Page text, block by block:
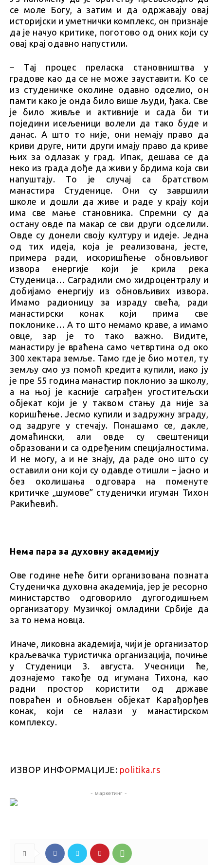
се моле Богу, а затим и да одржавају овај
историјски и уметнички комплекс, он признаје
да је начуо критике, поготово од оних који су
овај крај одавно напустили.
– Тај процес преласка становништва у
градове као да се не може зауставити. Ко се
из студеничке околине одавно одселио, он
памти како је онда било више људи, ђака. Све
је било живље и активније и сада би ти
поједини исељеници волели да тако буде и
данас. А што то није, они немају право да
криви друге, нити други имају право да криве
њих за одлазак у град. Ипак, дешава се да
неко из града дође да живи у брдима која сви
напуштају. То је случај са братством
манастира Студенице. Они су завршили
школе и дошли да живе и раде у крају који
има све мање становника. Спремни су да
остану овде па макар се сви други одселили.
Овде су донели своју културу и идеје. Једна
од тих идеја, која је реализована, јесте,
примера ради, искоришћење обновљивог
извора енергије који је крила река
Студеница… Саградили смо хидроцентралу и
добијамо енергију из обновљивих извора.
Имамо радионицу за израду свећа, ради
манастирски конак који прима све
поклонике… А то што немамо краве, а имамо
овце, зар је то тако важно. Видите,
манастиру је враћена само четвртина од око
300 хектара земље. Тамо где је био мотел, ту
земљу смо уз помоћ кредита купили, иако ју
је пре 55 година манастир поклонио за школу,
а на њој је касније саграђен угоститељски
објекат који је у таквом стању да није за
коришћење. Јесмо купили и задружну зграду,
од задруге у стечају. Понашамо се, дакле,
домаћински, али овде су свештеници
образовани и са одређеним специјалностима.
И не могу, а и не знају, да раде оно што су
оставили они који су одавде отишли – јасно и
без околишања одговара на поменуте
критичке „шумове” студенички игуман Тихон
Ракићевић.
Нема пара за духовну академију
Ове године неће бити организована позната
Студеничка духовна академија, јер је ресорно
министарство одговорило дугогодишњем
организатору Музичкој омладини Србије да
за то нема новца.
Иначе, ликовна академија, чији је организатор
краљевачка туристичка организација, почиње
у Студеници 3. августа. Учесници ће,
дознајемо такође од игумана Тихона, као
радни простор користити од државе
повраћен и обновљен објекат Карађорђев
конак, који се налази у манастирском
комплексу.
ИЗВОР ИНФОРМАЦИЈЕ: politika.rs
- маркетинг -